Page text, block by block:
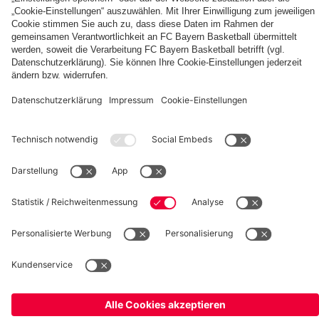
fcbayern.com Basketball Allianz Arena Media Center
Impressum
Datenschutz
Kinder- und Jugendschutz